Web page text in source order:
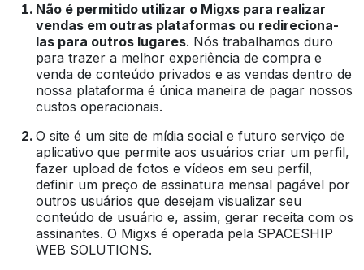
Não é permitido utilizar o Migxs para realizar
vendas em outras plataformas ou redireciona-
las para outros lugares. Nós trabalhamos duro
para trazer a melhor experiência de compra e
venda de conteúdo privados e as vendas dentro de
nossa plataforma é única maneira de pagar nossos
custos operacionais.
O site é um site de mídia social e futuro serviço de
aplicativo que permite aos usuários criar um perfil,
fazer upload de fotos e vídeos em seu perfil,
definir um preço de assinatura mensal pagável por
outros usuários que desejam visualizar seu
conteúdo de usuário e, assim, gerar receita com os
assinantes. O Migxs é operada pela SPACESHIP
WEB SOLUTIONS.